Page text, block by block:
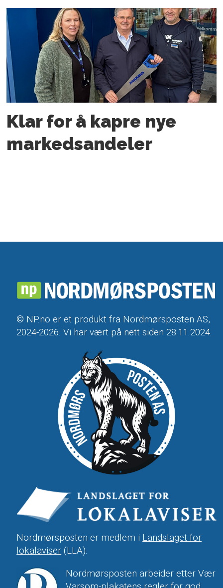
Klar for å kapre nye
markedsandeler
© NP.no er et produkt fra Nordmørsposten AS,
2024-2026. Vi har vært på nett siden 28.11.2024.
Nordmørsposten er medlem i Landslaget for
lokalaviser (LLA).
Nordmørsposten arbeider etter Vær